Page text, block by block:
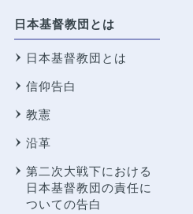
日本基督教団とは
日本基督教団とは
信仰告白
教憲
沿革
第二次大戦下における
日本基督教団の責任に
ついての告白